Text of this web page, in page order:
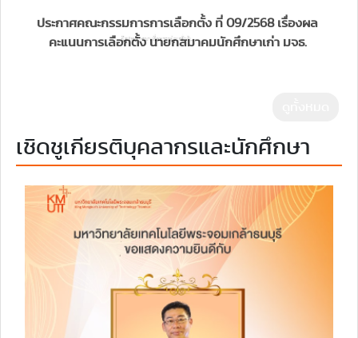
ประกาศคณะกรรมการการเลือกตั้ง ที่ 09/2568 เรื่องผล
คะแนนการเลือกตั้ง นายกสมาคมนักศึกษาเก่า มจธ.
เชิดชูเกียรติบุคลากรและนักศึกษา